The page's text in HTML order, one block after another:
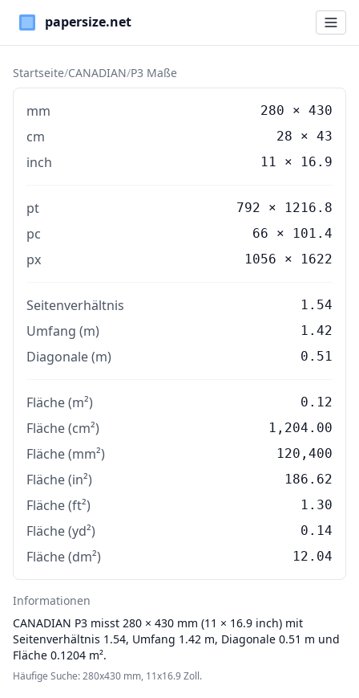
Paper Sizes
Startseite/CANADIAN/P3 Maße
mm 280 × 430
cm 28 × 43
inch 11 × 16.9
pt 792 × 1216.8
pc 66 × 101.4
px 1056 × 1622
Seitenverhältnis 1.54
Umfang (m) 1.42
Diagonale (m) 0.51
Fläche (m²) 0.12
Fläche (cm²) 1,204.00
Fläche (mm²) 120,400
Fläche (in²) 186.62
Fläche (ft²) 1.30
Fläche (yd²) 0.14
Fläche (dm²) 12.04
Informationen
CANADIAN P3 misst 280 × 430 mm (11 × 16.9 inch) mit
Seitenverhältnis 1.54, Umfang 1.42 m, Diagonale 0.51 m und
Fläche 0.1204 m².
Häufige Suche: 280x430 mm, 11x16.9 Zoll.